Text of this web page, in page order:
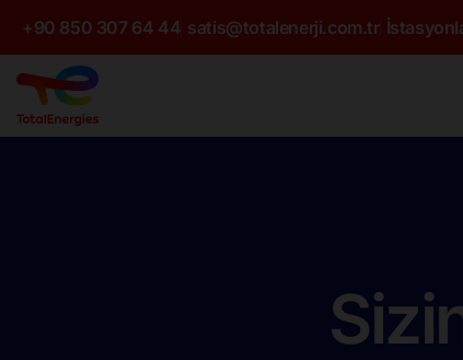
+90 850 307 64 44 satis@totalenerji.com.tr